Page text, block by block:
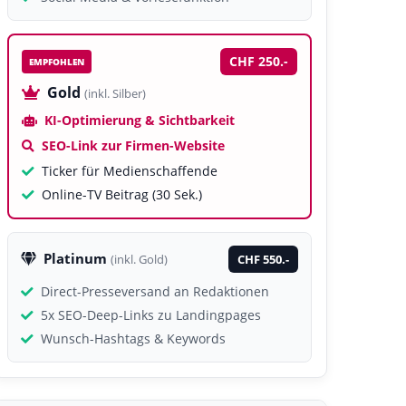
EMPFOHLEN CHF 250.-
Gold (inkl. Silber)
KI-Optimierung & Sichtbarkeit
SEO-Link zur Firmen-Website
Ticker für Medienschaffende
Online-TV Beitrag (30 Sek.)
Platinum (inkl. Gold) CHF 550.-
Direct-Presseversand an Redaktionen
5x SEO-Deep-Links zu Landingpages
Wunsch-Hashtags & Keywords